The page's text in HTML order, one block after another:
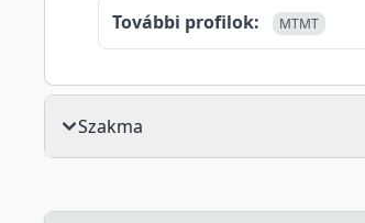
További profilok: MTMT
Szakma